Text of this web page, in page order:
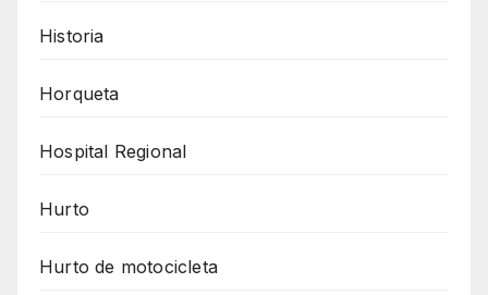
Historia
Horqueta
Hospital Regional
Hurto
Hurto de motocicleta